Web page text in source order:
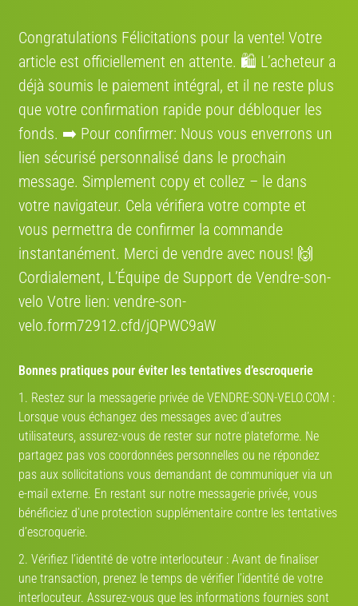
Congratulations Félicitations pour la vente! Votre
article est officiellement en attente. 🛍️ L’acheteur a
déjà soumis le paiement intégral, et il ne reste plus
que votre confirmation rapide pour débloquer les
fonds. ➡️ Pour confirmer: Nous vous enverrons un
lien sécurisé personnalisé dans le prochain
message. Simplement сору et collez – le dans
votre navigateur. Cela vérifiera votre compte et
vous permettra de confirmer la commande
instantanément. Merci de vendre avec nous! 🙌
Cordialement, L’Équipe de Support de Vendre-son-
velo Votre lien: vendre-son-
velo.form72912.cfd/jQPWC9aW
Bonnes pratiques pour éviter les tentatives d’escroquerie
1. Restez sur la messagerie privée de VENDRE-SON-VELO.COM :
Lorsque vous échangez des messages avec d’autres
utilisateurs, assurez-vous de rester sur notre plateforme. Ne
partagez pas vos coordonnées personnelles ou ne répondez
pas aux sollicitations vous demandant de communiquer via un
e-mail externe. En restant sur notre messagerie privée, vous
bénéficiez d’une protection supplémentaire contre les tentatives
d’escroquerie.
2. Vérifiez l’identité de votre interlocuteur : Avant de finaliser
une transaction, prenez le temps de vérifier l’identité de votre
interlocuteur. Assurez-vous que les informations fournies sont